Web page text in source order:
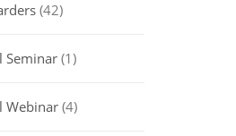
(42)
Seminar(1)
Webinar(4)